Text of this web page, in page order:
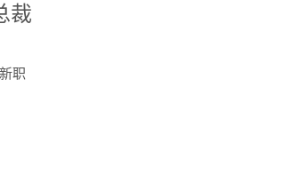
裁
职